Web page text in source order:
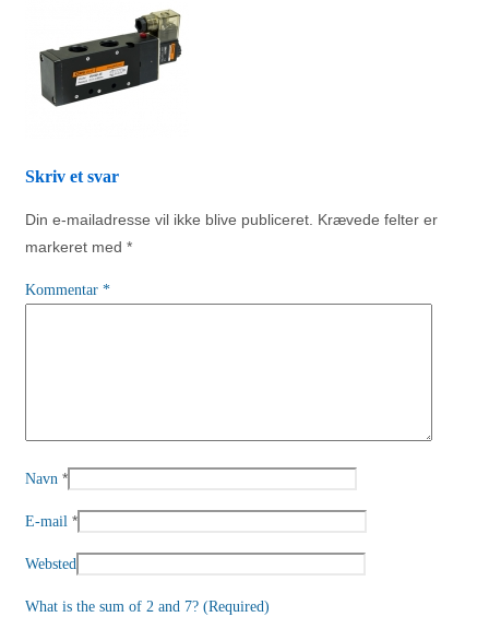
Skriv et svar
Din e-mailadresse vil ikke blive publiceret. Krævede felter er
markeret med *
Kommentar *
Navn *
E-mail *
Websted
What is the sum of 2 and 7? (Required)